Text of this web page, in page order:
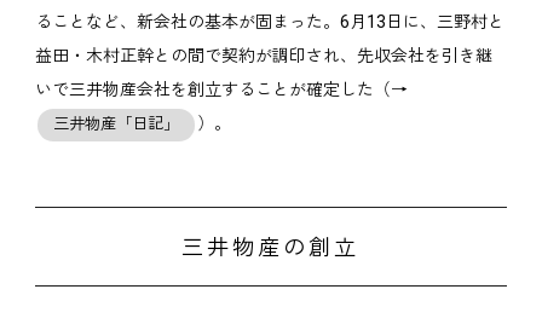
ることなど、新会社の基本が固まった。6月13日に、三野村と
益田・木村正幹との間で契約が調印され、先収会社を引き継
いで三井物産会社を創立することが確定した（→
三井物産「日記」 ）。
三井物産の創立